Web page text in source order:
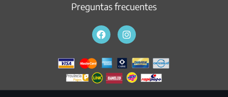
Preguntas frecuentes